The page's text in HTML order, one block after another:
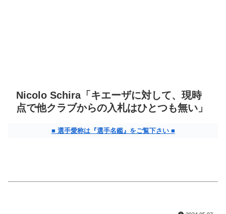
Nicolo Schira「キエーザに対して、現時
点で他クラブからの入札はひとつも無い」
■ 選手愛称は『選手名鑑』をご覧下さい ■